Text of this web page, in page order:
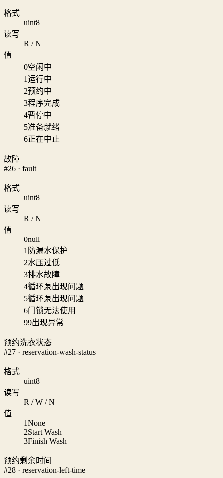
格式
uint8
读写
R / N
值
0空闲中
1运行中
2预约中
3程序完成
4暂停中
5准备就绪
6正在中止
故障
#26 · fault
格式
uint8
读写
R / N
值
0null
1 防漏水保护
2水压过低
3排水故障
4循环泵出现问题
5循环泵出现问题
6门锁无法使用
99出现异常
预约洗衣状态
#27 · reservation-wash-status
格式
uint8
读写
R / W / N
值
1None
2Start Wash
3Finish Wash
预约剩余时间
#28 · reservation-left-time